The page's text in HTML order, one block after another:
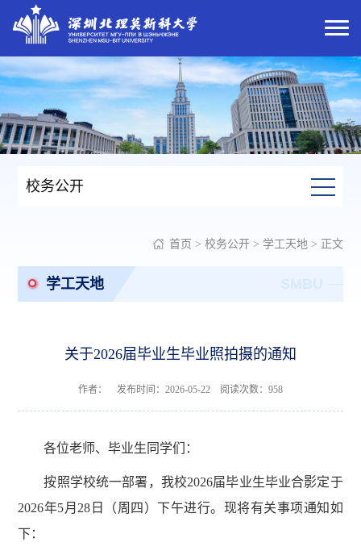
校务公开
首页 > 校务公开> 学工天地> 正文
学工天地
关于2026届毕业生毕业照拍摄的通知
作者： 发布时间：2026-05-22 阅读次数： 958
各位老师、毕业生 同学们 ：
按照学校统一部署， 我校2026届毕业生毕业合影定于
2026年5月 28 日（周 四 ）下午进行。现将有关事项通知如
下：